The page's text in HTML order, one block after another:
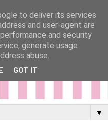
▼
to deliver its services
and user-agent are
and security
generate usage
abuse.
GOT IT